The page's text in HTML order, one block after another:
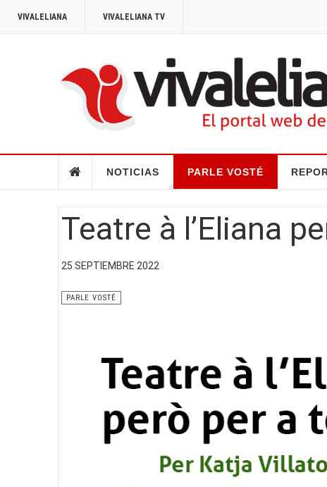
VIVALELIANA VIVALELIANA TV
NOTICIAS PARLE VOSTÉ
Teatre à l’Eliana
25 SEPTIEMBRE 2022
PARLE VOSTÉ